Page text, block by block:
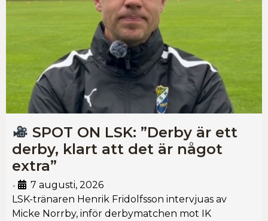
SPOT ON LSK: ”Derby är ett
derby, klart att det är något
extra”
•
7 augusti, 2026
LSK-tränaren Henrik Fridolfsson intervjuas av
Micke Norrby, inför derbymatchen mot IK